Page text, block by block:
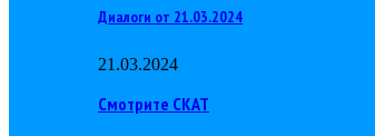
Диалоги от 21.03.2024
21.03.2024
Смотрите СКАТ